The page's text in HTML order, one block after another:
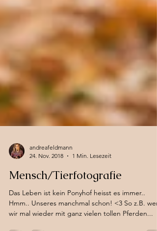
andreafeldmann
24. Nov. 2018
1 Min. Lesezeit
Mensch/Tierfotografie